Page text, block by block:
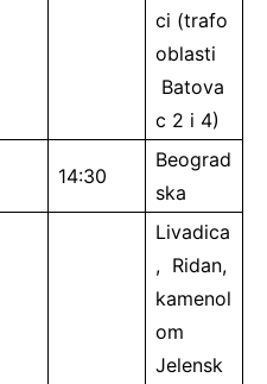
ci (trafo
oblasti
Batova
c 2 i 4)
14:30
Beograd
ska
Livadica
, Ridan,
kamenol
om
Jelensk